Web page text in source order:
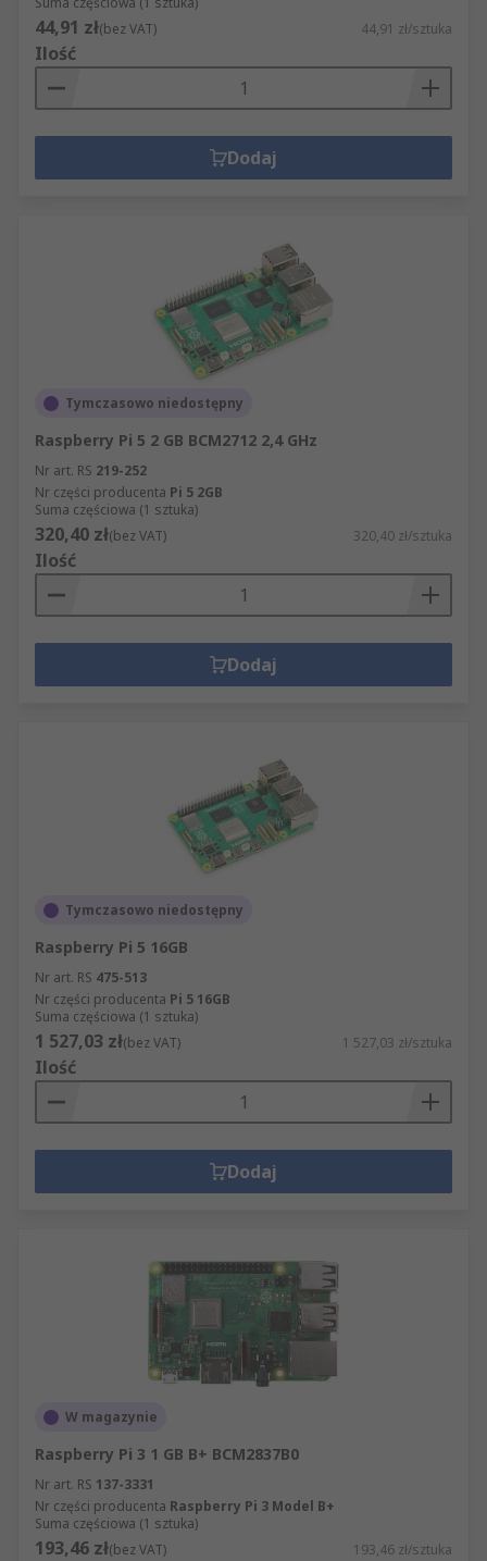
44,91 zł(bez VAT) 44,91 zł/sztuka
Ilość
Dodaj
Tymczasowo niedostępny
Raspberry Pi 5 2 GB BCM2712 2,4 GHz
Nr art. RS 219-252
Nr części producenta Pi 5 2GB
Suma częściowa (1 sztuka)
320,40 zł(bez VAT) 320,40 zł/sztuka
Ilość
Dodaj
Tymczasowo niedostępny
Raspberry Pi 5 16GB
Nr art. RS 475-513
Nr części producenta Pi 5 16GB
Suma częściowa (1 sztuka)
1 527,03 zł(bez VAT) 1 527,03 zł/sztuka
Ilość
Dodaj
W magazynie
Raspberry Pi 3 1 GB B+ BCM2837B0
Nr art. RS 137-3331
Nr części producenta Raspberry Pi 3 Model B+
Suma częściowa (1 sztuka)
193,46 zł(bez VAT) 193,46 zł/sztuka